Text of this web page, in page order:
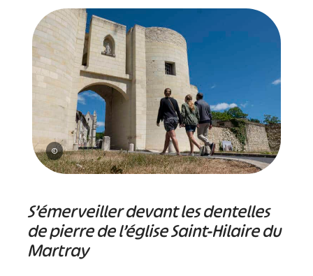
©
S’émerveiller devant les dentelles
de pierre de l’église Saint-Hilaire du
Martray